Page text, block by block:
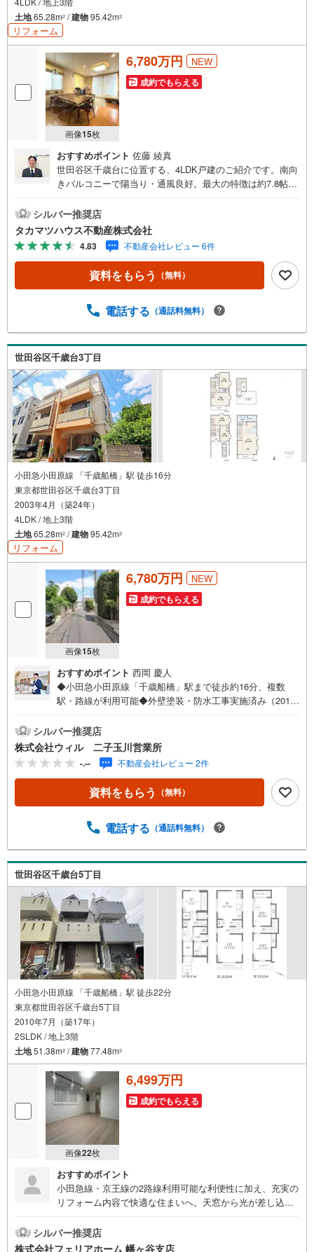
土地65.28m2 /建物95.42m2
リフォーム
画像15枚
6,780万円 NEW
成約でもらえる
おすすめポイント 佐藤 綾真
世田谷区千歳台に位置する、4LDK戸建のご紹介です。南向
きバルコニーで陽当り・通風良好。最大の特徴は約7.8帖の
して多目的に楽しめます。2階LDKは約16.7帖あり、足元か
ら温まる床暖房を完備。全居室収納付きで部屋もすっきり
保てます。2018年には外壁塗装・防水工事を実施済みで、
メンテナンスも行き届いています。「希望丘南公園」徒歩1
分、「船橋小学校」徒歩4分と、子育てファミリーに嬉しい
環境が整っています。ユニクロやコンビニも近くで利便性
シルバー推奨店
タカマツハウス不動産株式会社
4.83 不動産会社レビュー 6件
資料をもらう （無料）
電話する （通話料無料）
世田谷区千歳台3丁目
小田急小田原線 「千歳船橋」駅 徒歩16分
東京都世田谷区千歳台3丁目
2003年4月（築24年）
4LDK / 地上3階
土地65.28m2 /建物95.42m2
リフォーム
画像15枚
6,780万円 NEW
成約でもらえる
おすすめポイント 西岡 慶人
◆小田急小田原線「千歳船橋」駅まで徒歩約16分、複数
駅・路線が利用可能◆外壁塗装・防水工事実施済み（2018
◆2階リビングで採光とプライバシーを両立した約16帖のL
DK◆対面式キッチンでリビングの家族を見守りながらお料
理が可能◆自然と会話の機会も増えるリビング階段仕様◆
水回り設備が2階に集約し家事動線も良好◆寒い冬も足元か
ら快適な床暖房が備わった住まい（LD部分）◆全居室に収
納が備わりスッキリとした住空間◆洗濯物も乾きやすく採
0】上記時間はお電話が繋がりやすくなっております。ぜひ
現地を見学する（無料）」ボタンよりご希望の日時をご記
入いただけますとスムーズにご案内が可能です。【ウィル
不動産販売はここが強み】（1）住宅ローンに精通してお
り、社内にローン専門部署があります！（2）施工実績多数
のリフォーム部門も社内にあります！（3）定休日なし！
シルバー推奨店
株式会社ウィル 二子玉川営業所
-.-- 不動産会社レビュー 2件
資料をもらう （無料）
電話する （通話料無料）
世田谷区千歳台5丁目
小田急小田原線 「千歳船橋」駅 徒歩22分
東京都世田谷区千歳台5丁目
2010年7月（築17年）
2SLDK / 地上3階
土地51.38m2 /建物77.48m2
画像22枚
6,499万円
成約でもらえる
おすすめポイント
小田急線・京王線の2路線利用可能な利便性に加え、充実の
リフォーム内容で快適な住まいへ。天窓から光が差し込む
ァミリーにもおすすめの一棟です！
シルバー推奨店
株式会社フェリアホーム 幡ヶ谷支店